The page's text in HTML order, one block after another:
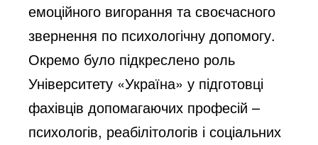
емоційного вигорання та своєчасного
звернення по психологічну допомогу.
Окремо було підкреслено роль
Університету «Україна» у підготовці
фахівців допомагаючих професій –
психологів, реабілітологів і соціальних